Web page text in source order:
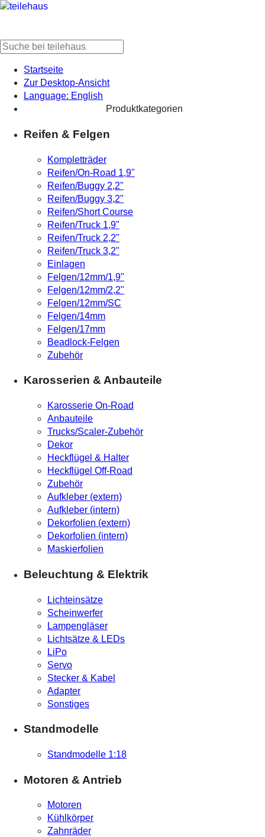
Startseite
Zur Desktop-Ansicht
Language: English
Produktkategorien
Reifen & Felgen
Kompletträder
Reifen/On-Road 1,9"
Reifen/Buggy 2,2"
Reifen/Buggy 3,2"
Reifen/Short Course
Reifen/Truck 1,9"
Reifen/Truck 2,2"
Reifen/Truck 3,2"
Einlagen
Felgen/12mm/1,9"
Felgen/12mm/2,2"
Felgen/12mm/SC
Felgen/14mm
Felgen/17mm
Beadlock-Felgen
Zubehör
Karosserien & Anbauteile
Karosserie On-Road
Anbauteile
Trucks/Scaler-Zubehör
Dekor
Heckflügel & Halter
Heckflügel Off-Road
Zubehör
Aufkleber (extern)
Aufkleber (intern)
Dekorfolien (extern)
Dekorfolien (intern)
Maskierfolien
Beleuchtung & Elektrik
Lichteinsätze
Scheinwerfer
Lampengläser
Lichtsätze & LEDs
LiPo
Servo
Stecker & Kabel
Adapter
Sonstiges
Standmodelle
Standmodelle 1:18
Motoren & Antrieb
Motoren
Kühlkörper
Zahnräder